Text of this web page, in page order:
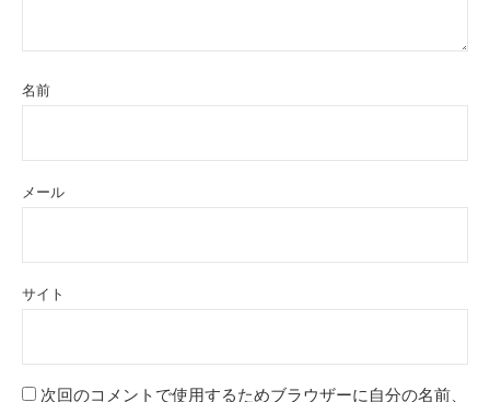
名前
メール
サイト
次回のコメントで使用するためブラウザーに自分の名前、